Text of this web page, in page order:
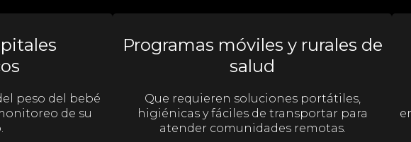
peso del bebé
de su
Programas móviles y rurales de
salud
Que requieren soluciones portátiles,
higiénicas y fáciles de transportar para
atender comunidades remotas.